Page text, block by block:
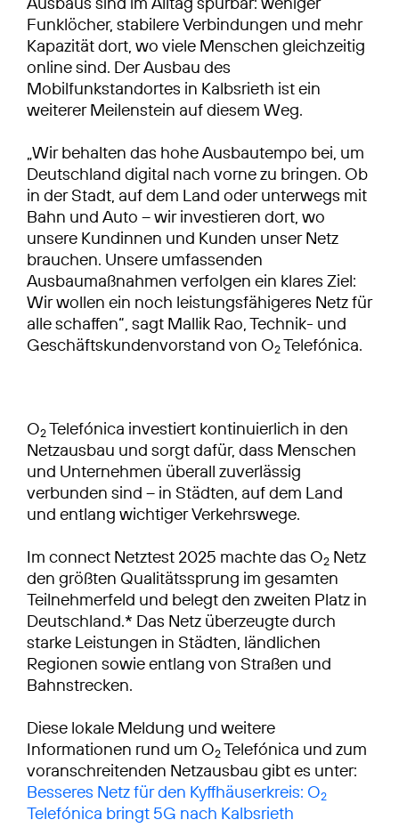
Funklöcher, stabilere Verbindungen und mehr
Kapazität dort, wo viele Menschen gleichzeitig
online sind. Der Ausbau des
Mobilfunkstandortes in Kalbsrieth ist ein
weiterer Meilenstein auf diesem Weg.
„Wir behalten das hohe Ausbautempo bei, um
Deutschland digital nach vorne zu bringen. Ob
in der Stadt, auf dem Land oder unterwegs mit
Bahn und Auto – wir investieren dort, wo
unsere Kundinnen und Kunden unser Netz
brauchen. Unsere umfassenden
Ausbaumaßnahmen verfolgen ein klares Ziel:
Wir wollen ein noch leistungsfähigeres Netz für
alle schaffen“, sagt Mallik Rao, Technik- und
Geschäftskundenvorstand von O2Telefónica.
O2Telefónica investiert kontinuierlich in den
Netzausbau und sorgt dafür, dass Menschen
und Unternehmen überall zuverlässig
verbunden sind – in Städten, auf dem Land
und entlang wichtiger Verkehrswege.
Im connect Netztest 2025 machte das O2 Netz
den größten Qualitätssprung im gesamten
Teilnehmerfeld und belegt den zweiten Platz in
Deutschland.* Das Netz überzeugte durch
starke Leistungen in Städten, ländlichen
Regionen sowie entlang von Straßen und
Bahnstrecken.
Diese lokale Meldung und weitere
Informationen rund um O2Telefónica und zum
voranschreitenden Netzausbau gibt es unter:
Besseres Netz für den Kyffhäuserkreis: O2
Telefónica bringt 5G nach Kalbsrieth